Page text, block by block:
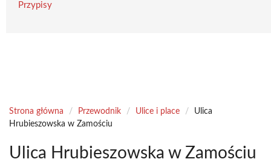
Przypisy
Strona główna / Przewodnik / Ulice i place /
Ulica
Hrubieszowska w Zamościu
Ulica Hrubieszowska w Zamościu